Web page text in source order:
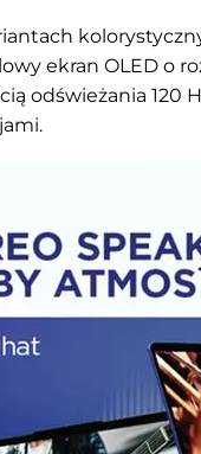
ekran OLED o
odświeżania 120